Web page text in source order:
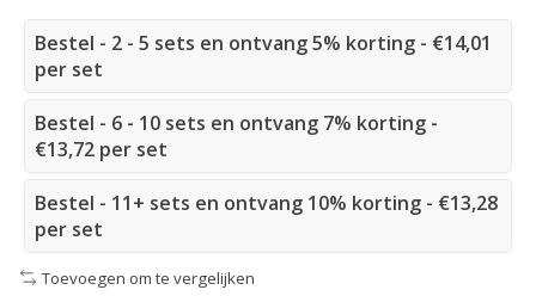
Bestel - 2 - 5 sets en ontvang 5% korting - €14,01
per set
Bestel - 6 - 10 sets en ontvang 7% korting -
€13,72 per set
Bestel - 11+ sets en ontvang 10% korting - €13,28
per set
Toevoegen om te vergelijken